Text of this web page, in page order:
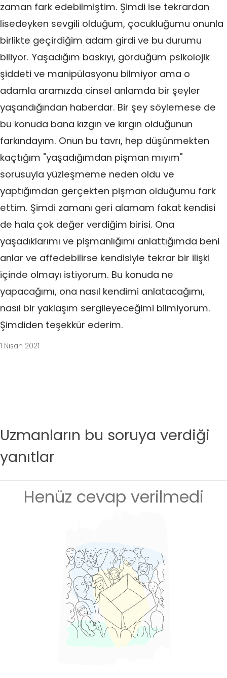
zaman fark edebilmiştim. Şimdi ise tekrardan
lisedeyken sevgili olduğum, çocukluğumu onunla
birlikte geçirdiğim adam girdi ve bu durumu
biliyor. Yaşadığım baskıyı, gördüğüm psikolojik
şiddeti ve manipülasyonu bilmiyor ama o
adamla aramızda cinsel anlamda bir şeyler
yaşandığından haberdar. Bir şey söylemese de
bu konuda bana kızgın ve kırgın olduğunun
farkındayım. Onun bu tavrı, hep düşünmekten
kaçtığım "yaşadığımdan pişman mıyım"
sorusuyla yüzleşmeme neden oldu ve
yaptığımdan gerçekten pişman olduğumu fark
ettim. Şimdi zamanı geri alamam fakat kendisi
de hala çok değer verdiğim birisi. Ona
yaşadıklarımı ve pişmanlığımı anlattığımda beni
anlar ve affedebilirse kendisiyle tekrar bir ilişki
içinde olmayı istiyorum. Bu konuda ne
yapacağımı, ona nasıl kendimi anlatacağımı,
nasıl bir yaklaşım sergileyeceğimi bilmiyorum.
Şimdiden teşekkür ederim.
1 Nisan 2021
Uzmanların bu soruya verdiği
yanıtlar
Henüz cevap verilmedi